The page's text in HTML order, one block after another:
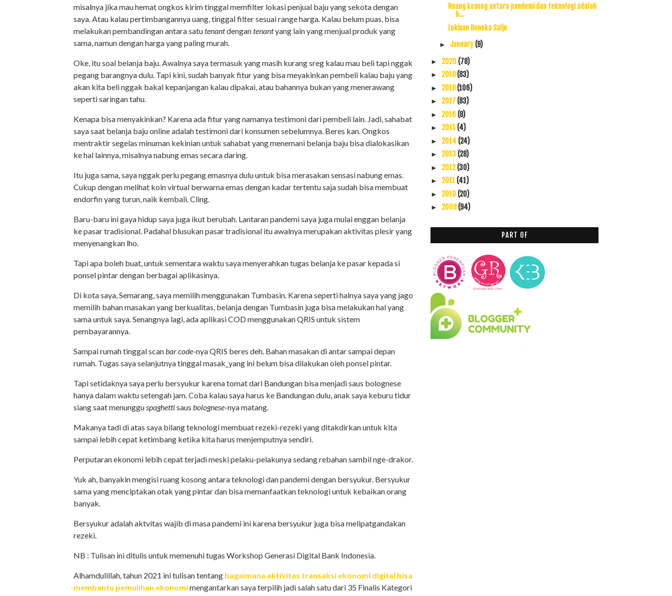
misalnya jika mau hemat ongkos kirim tinggal memfilter lokasi penjual baju yang sekota dengan
saya. Atau kalau pertimbangannya uang, tinggal filter sesuai range harga. Kalau belum puas, bisa
melakukan pembandingan antara satutenantdengantenantyang lain yang menjual produk yang
sama, namun dengan harga yang paling murah.
Oke, itu soal belanja baju. Awalnya saya termasuk yang masih kurang sreg kalau mau beli tapi nggak
pegang barangnya dulu. Tapi kini, sudah banyak fitur yang bisa meyakinkan pembeli kalau baju yang
akan kita beli nggak bakal kepanjangan kalau dipakai, atau bahannya bukan yang menerawang
seperti saringan tahu.
Kenapa bisa menyakinkan? Karena ada fitur yang namanya testimoni dari pembeli lain. Jadi, sahabat
saya saat belanja baju online adalah testimoni dari konsumen sebelumnya. Beres kan. Ongkos
mentraktir segelas minuman kekinian untuk sahabat yang menemani belanja baju bisa dialokasikan
ke hal lainnya, misalnya nabung emas secara daring.
Itu juga sama, saya nggak perlu pegang emasnya dulu untuk bisa merasakan sensasi nabung emas.
Cukup dengan melihat koin virtual berwarna emas dengan kadar tertentu saja sudah bisa membuat
endorfin yang turun, naik kembali. Cling.
Baru-baru ini gaya hidup saya juga ikut berubah. Lantaran pandemi saya juga mulai enggan belanja
ke pasar tradisional. Padahal blusukan pasar tradisional itu awalnya merupakan aktivitas plesir yang
menyenangkan lho.
Tapi apa boleh buat, untuk sementara waktu saya menyerahkan tugas belanja ke pasar kepada si
ponsel pintar dengan berbagai aplikasinya.
Di kota saya, Semarang, saya memilih menggunakan Tumbasin. Karena seperti halnya saya yang jago
memilih bahan masakan yang berkualitas, belanja dengan Tumbasin juga bisa melakukan hal yang
sama untuk saya. Senangnya lagi, ada aplikasi COD menggunakan QRIS untuk sistem
pembayarannya.
Sampai rumah tinggal scanbar code-nya QRIS beres deh. Bahan masakan di antar sampai depan
rumah. Tugas saya selanjutnya tinggal masak_yang ini belum bisa dilakukan oleh ponsel pintar.
Tapi setidaknya saya perlu bersyukur karena tomat dari Bandungan bisa menjadi saus bolognese
hanya dalam waktu setengah jam. Coba kalau saya harus ke Bandungan dulu, anak saya keburu tidur
siang saat menungguspaghettisaus bolognese-nya matang.
Makanya tadi di atas saya bilang teknologi membuat rezeki-rezeki yang ditakdirkan untuk kita
sampai lebih cepat ketimbang ketika kita harus menjemputnya sendiri.
Perputaran ekonomi lebih cepat terjadi meski pelaku-pelakunya sedang rebahan sambil nge-drakor.
Yuk ah, banyakin mengisi ruang kosong antara teknologi dan pandemi dengan bersyukur. Bersyukur
sama yang menciptakan otak yang pintar dan bisa memanfaatkan teknologi untuk kebaikan orang
banyak.
Bersyukur adalah aktvitas wajib di masa pandemi ini karena bersyukur juga bisa melipatgandakan
rezeki.
NB : Tulisan ini ditulis untuk memenuhi tugas Workshop Generasi Digital Bank Indonesia.
Alhamdulillah, tahun 2021 ini tulisan tentang bagaimana aktivitas transaksi ekonomi digital bisa
membantu pemulihan ekonomimengantarkan saya terpilih jadi salah satu dari 35 Finalis Kategori
Ruang kosong antara pandemi dan teknologi adalah
b...
Lukisan Boneka Salju
► January (9)
► 2020 (78)
► 2019(83)
► 2018(106)
► 2017 (83)
► 2016 (8)
► 2015 (4)
► 2014 (24)
► 2013 (28)
► 2012(30)
► 2011 (41)
► 2010 (20)
► 2009(94)
PART OF